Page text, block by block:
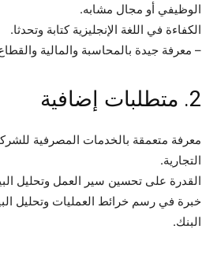
الوظيفي أو مجال مشابه.
الكفاءة في اللغة الإنجليزية كتابة وتحدثا.
– معرفة جيدة بالمحاسبة والمالية
2. متطلبات إضافية
معرفة متعمقة بالخدمات المصرفية
التجارية.
القدرة على تحسين سير العمل وتحليل
خبرة في رسم خرائط العمليات وتحليل
البنك.